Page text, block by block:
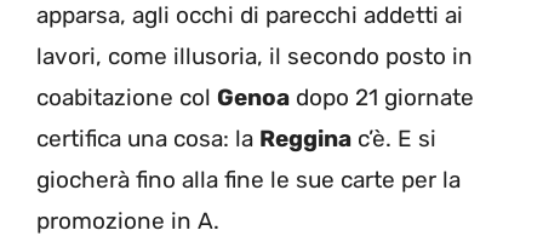
apparsa, agli occhi di parecchi addetti ai
lavori, come illusoria, il secondo posto in
coabitazione col Genoa dopo 21 giornate
certifica una cosa: la Reggina c’è. E si
giocherà fino alla fine le sue carte per la
promozione in A.